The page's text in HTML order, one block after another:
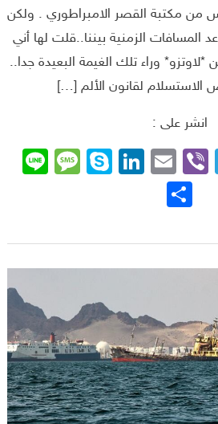
من مكتبة القصر الامبراطوري . ولكن
المسافات الزمنية بيننا..قلت لها أني
وراء تلك الغيمة البعيدة جدا..
لقانون الألم […]
انشر على :
Telegram
Viber
Email
LinkedIn
Skype